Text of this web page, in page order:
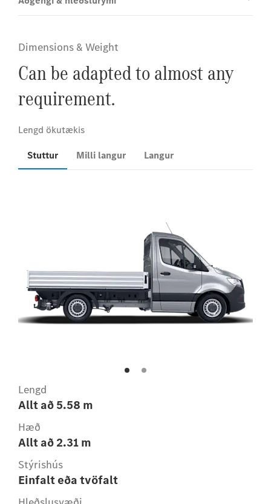
Dimensions & Weight
Can be adapted to almost any
requirement.
Stuttur Milli langur Langur
Lengd
Allt að 5.58 m
Hæð
Allt að 2.31 m
Stýrishús
Einfalt eða tvöfalt